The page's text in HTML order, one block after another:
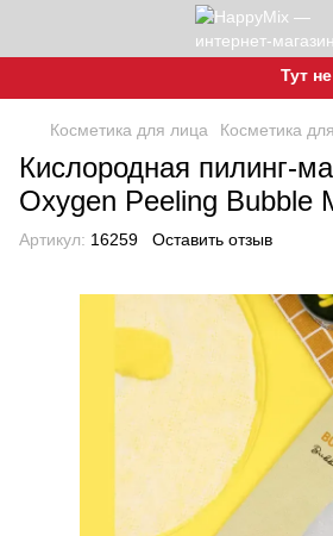
Тут не
Косметика для лица Косметика
Кислородная пилинг-
Oxygen Peeling Bubble
Артикул: 16259 Оставить отзыв